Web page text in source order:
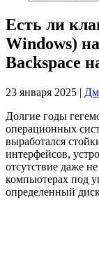
Есть ли
Windows)
Backspace
23 января 2025 |
Долгие годы
операционных
выработался
интерфейсов,
отсутствие даже
компьютерах под
определенный